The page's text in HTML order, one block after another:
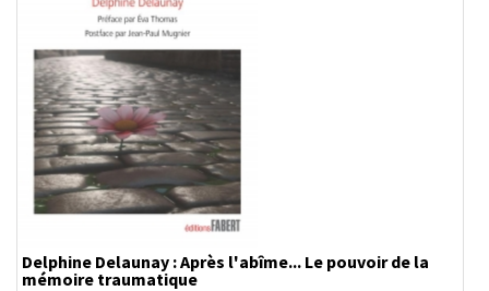
Delphine Delaunay : Après l'abîme... Le pouvoir de la
mémoire traumatique